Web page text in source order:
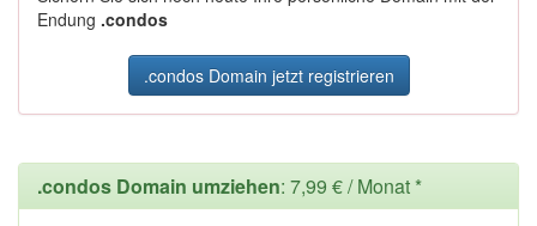
Endung .condos
.condos Domain jetzt registrieren
.condos Domain umziehen: 7,99 € / Monat *